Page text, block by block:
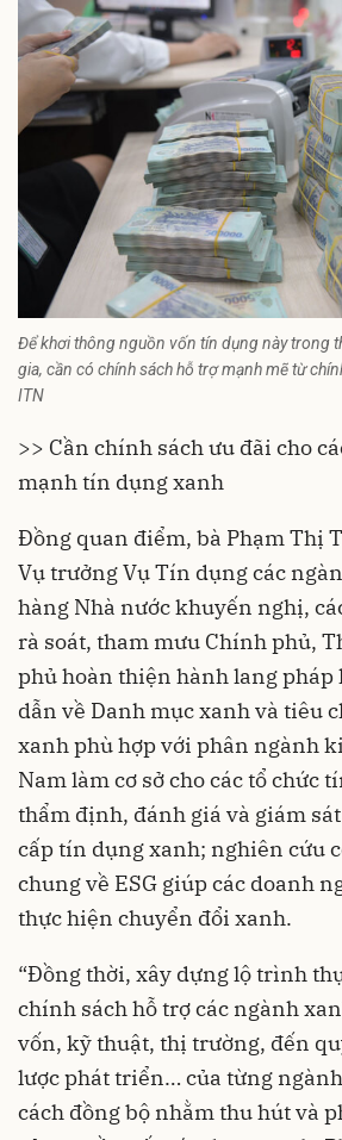
Để khơi thông nguồn vốn tín dụng này trong
gia, cần có chính sách hỗ trợ mạnh mẽ từ
ITN
>> Cần chính sách ưu đãi cho
mạnh tín dụng xanh
Đồng quan điểm, bà Phạm Thị
Vụ trưởng Vụ Tín dụng các
hàng Nhà nước khuyến nghị,
rà soát, tham mưu Chính phủ,
phủ hoàn thiện hành lang pháp
dẫn về Danh mục xanh và tiêu
xanh phù hợp với phân ngành
Nam làm cơ sở cho các tổ chức
thẩm định, đánh giá và giám
cấp tín dụng xanh; nghiên cứu
chung về ESG giúp các doanh
thực hiện chuyển đổi xanh.
“Đồng thời, xây dựng lộ trình
chính sách hỗ trợ các ngành
vốn, kỹ thuật, thị trường, đến
lược phát triển… của từng
cách đồng bộ nhằm thu hút và